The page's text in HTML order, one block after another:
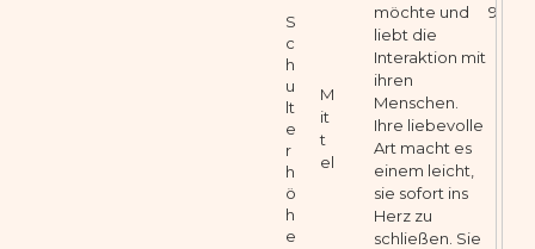
möchte und
liebt die
Interaktion mit
ihren
Menschen.
Ihre liebevolle
Art macht es
einem leicht,
sie sofort ins
Herz zu
schließen. Sie
9
S
c
h
u
lt
e
r
h
ö
h
e
M
it
t
el